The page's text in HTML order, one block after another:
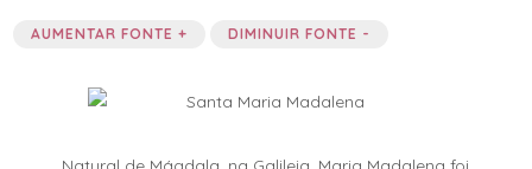
AUMENTAR FONTE + DIMINUIR FONTE -